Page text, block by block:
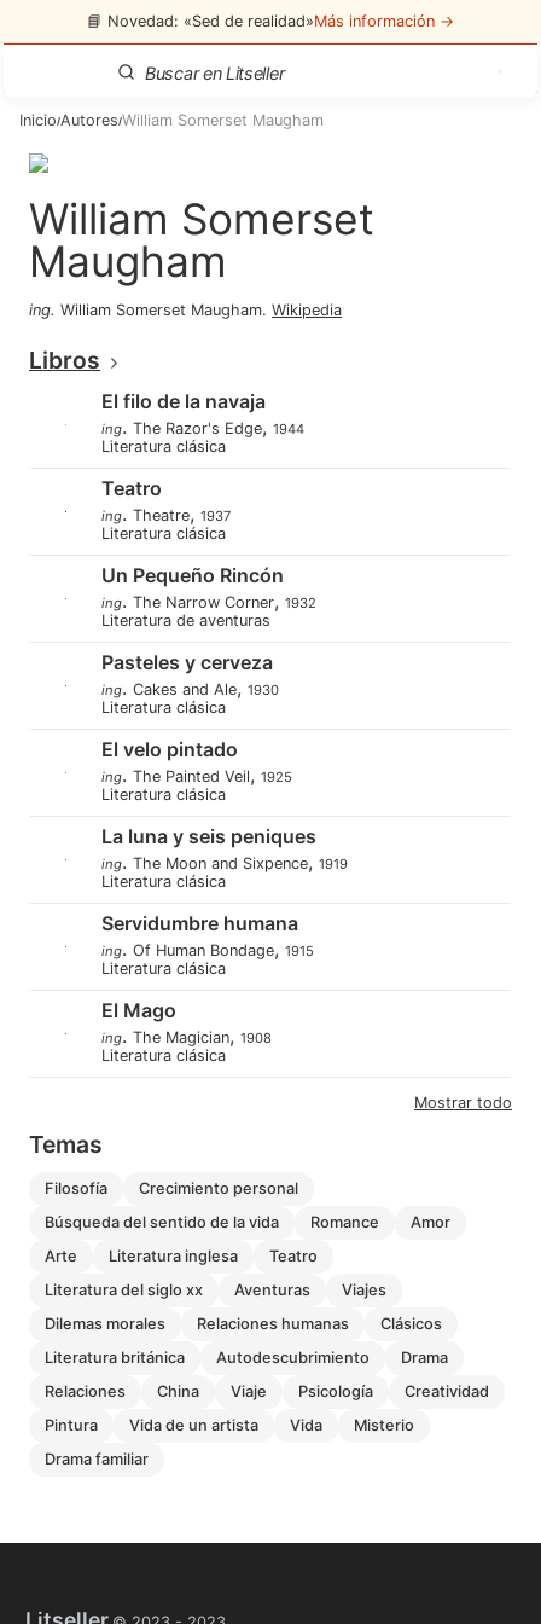
📘 Novedad: «Sed de realidad»Más información →
Inicio/Autores/William Somerset Maugham
William Somerset
Maugham
ing. William Somerset Maugham. Wikipedia
Libros
El filo de la navaja
ing. The Razor's Edge, 1944
Literatura clásica
Teatro
ing. Theatre, 1937
Literatura clásica
Un Pequeño Rincón
ing. The Narrow Corner, 1932
Literatura de aventuras
Pasteles y cerveza
ing. Cakes and Ale, 1930
Literatura clásica
El velo pintado
ing. The Painted Veil, 1925
Literatura clásica
La luna y seis peniques
ing. The Moon and Sixpence, 1919
Literatura clásica
Servidumbre humana
ing. Of Human Bondage, 1915
Literatura clásica
El Mago
ing. The Magician, 1908
Literatura clásica
Mostrar todo
Temas
filosofía
crecimiento personal
búsqueda del sentido de la vida
romance
amor
arte
literatura inglesa
teatro
literatura del siglo xx
aventuras
viajes
dilemas morales
relaciones humanas
clásicos
literatura británica
autodescubrimiento
drama
relaciones
china viaje psicología
creatividad
pintura
vida de un artista vida
misterio
drama familiar